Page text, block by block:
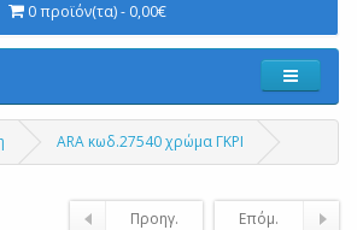
0 προϊόν(τα) - 0,00€
ARA κωδ.27540 χρώμα ΓΚΡΙ
Προηγ. Επόμ.